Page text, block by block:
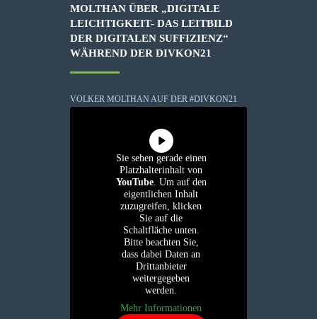
MOLTHAN ÜBER „DIGITALE
LEICHTIGKEIT- DAS LEITBILD
DER DIGITALEN SUFFIZIENZ“
WÄHREND DER DIVKON21
VOLKER MOLTHAN AUF DER #DIVKON21
Sie sehen gerade einen
Platzhalterinhalt von
YouTube. Um auf den
eigentlichen Inhalt
zuzugreifen, klicken
Sie auf die
Schaltfläche unten.
Bitte beachten Sie,
dass dabei Daten an
Drittanbieter
weitergegeben
werden.
Mehr Informationen